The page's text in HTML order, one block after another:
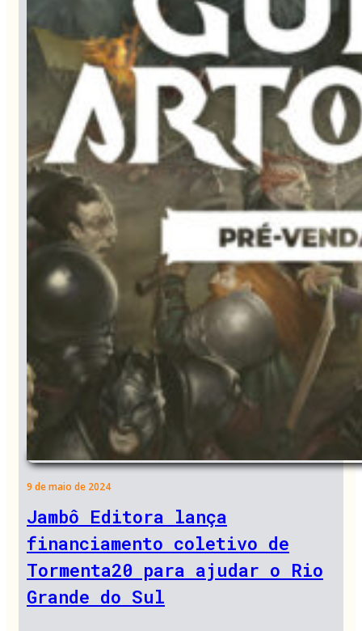
9 de maio de 2024
Jambô Editora lança
financiamento coletivo de
Tormenta20 para ajudar o Rio
Grande do Sul